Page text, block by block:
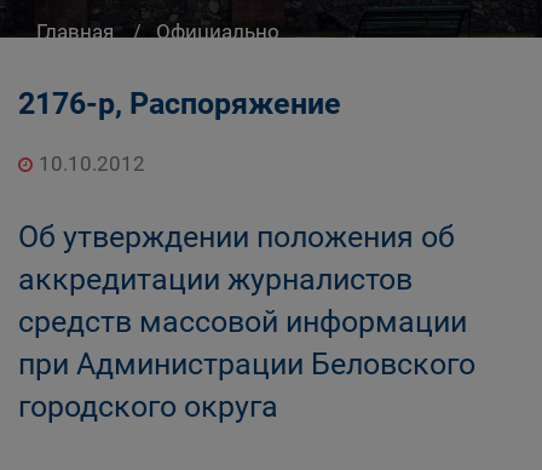
Главная
Официально
городского округа
2176-р, Распоряжение
10.10.2012
Об утверждении положения об
аккредитации журналистов
средств массовой информации
при Администрации Беловского
городского округа